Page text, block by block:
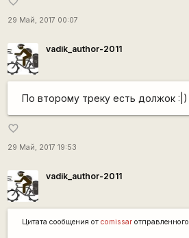
29 Май, 2017 00:07
vadik_author-2011
По второму треку есть должок :|)
favorite_border
29 Май, 2017 19:53
vadik_author-2011
Цитата сообщения от сomissarотправленного